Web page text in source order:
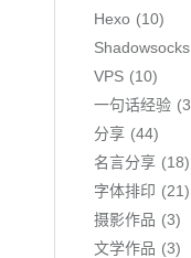
Hexo
10
Shadowsocks
VPS
10
一句话经验
3
分享
44
名言分享
18
字体排印
21
摄影作品
3
文学作品
3